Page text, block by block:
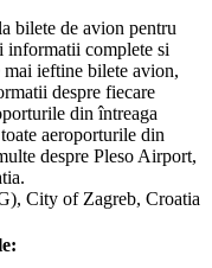
bilete de avion pentru
informatii complete si
ieftine bilete avion,
despre fiecare
din întreaga
aeroporturile din
despre Pleso Airport,
City of Zagreb, Croatia